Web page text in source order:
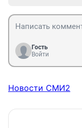
Гость
Войти
Новости СМИ2